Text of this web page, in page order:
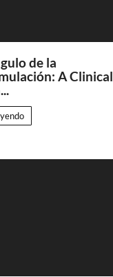
de la
A Clinical